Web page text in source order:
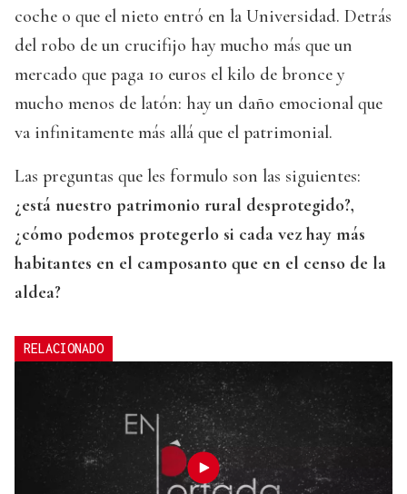
coche o que el nieto entró en la Universidad. Detrás
del robo de un crucifijo hay mucho más que un
mercado que paga 10 euros el kilo de bronce y
mucho menos de latón: hay un daño emocional que
va infinitamente más allá que el patrimonial.
Las preguntas que les formulo son las siguientes:
¿está nuestro patrimonio rural desprotegido?,
¿cómo podemos protegerlo si cada vez hay más
habitantes en el camposanto que en el censo de la
aldea?
RELACIONADO